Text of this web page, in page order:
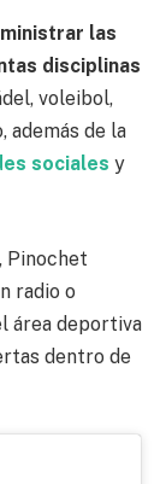
las
disciplinas
voleibol,
además de la
sociales y
Pinochet
radio o
área deportiva
dentro de